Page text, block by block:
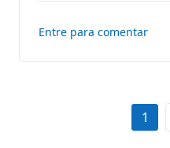
resposta
Entre para comentar
1